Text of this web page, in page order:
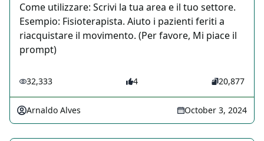
Come utilizzare: Scrivi la tua area e il tuo settore.
Esempio: Fisioterapista. Aiuto i pazienti feriti a
riacquistare il movimento. (Per favore, Mi piace il
prompt)
32,333 4 20,877
Arnaldo Alves October 3, 2024